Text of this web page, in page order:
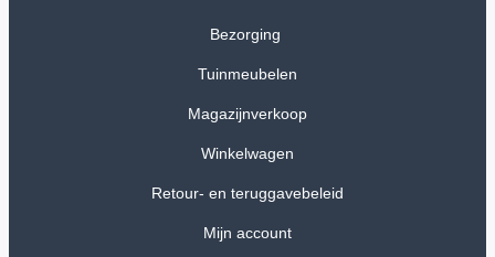
Bezorging
Tuinmeubelen
Magazijnverkoop
Winkelwagen
Retour- en teruggavebeleid
Mijn account